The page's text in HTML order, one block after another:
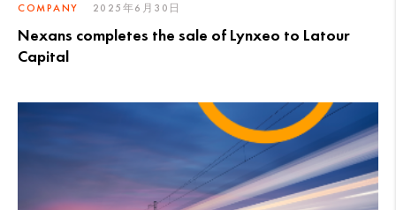
COMPANY 2025年6月30日
Nexans completes the sale of Lynxeo to Latour
Capital